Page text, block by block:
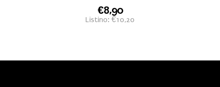
€8,90
Listino: €10,20